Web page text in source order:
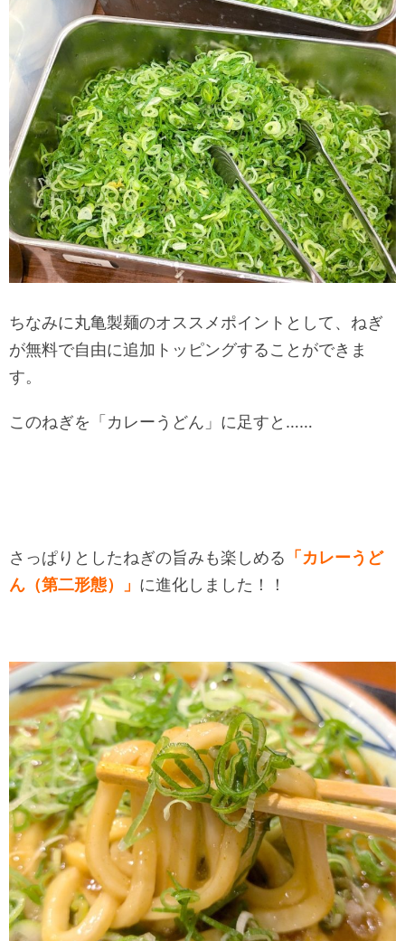
ちなみに丸亀製麺のオススメポイントとして、ねぎ
が無料で自由に追加トッピングすることができま
す。
このねぎを「カレーうどん」に足すと……
さっぱりとしたねぎの旨みも楽しめる 「カレーうど
ん（第二形態）」 に進化しました！！